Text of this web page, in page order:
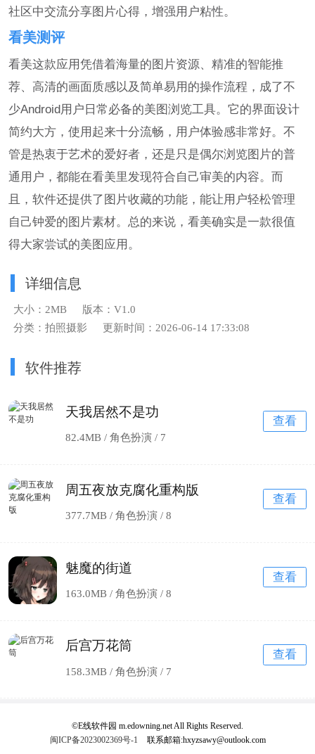
社区中交流分享图片心得，增强用户粘性。
看美测评
看美这款应用凭借着海量的图片资源、精准的智能推
荐、高清的画面质感以及简单易用的操作流程，成了不
少Android用户日常必备的美图浏览工具。它的界面设计
简约大方，使用起来十分流畅，用户体验感非常好。不
管是热衷于艺术的爱好者，还是只是偶尔浏览图片的普
通用户，都能在看美里发现符合自己审美的内容。而
且，软件还提供了图片收藏的功能，能让用户轻松管理
自己钟爱的图片素材。总的来说，看美确实是一款很值
得大家尝试的美图应用。
详细信息
大小：2MB
版本：V1.0
分类：拍照摄影
更新时间：2026-06-14 17:33:08
软件推荐
天我居然不是功
82.4MB / 角色扮演 / 7
查看
周五夜放克腐化重构版
377.7MB / 角色扮演 /8
查看
魅魔的街道
163.0MB / 角色扮演 /8
查看
后宫万花筒
158.3MB / 角色扮演 / 7
查看
©E线软件园 m.edowning.net All Rights Reserved.
闽ICP备2023002369号-1
联系邮箱:hxyzsawy@outlook.com